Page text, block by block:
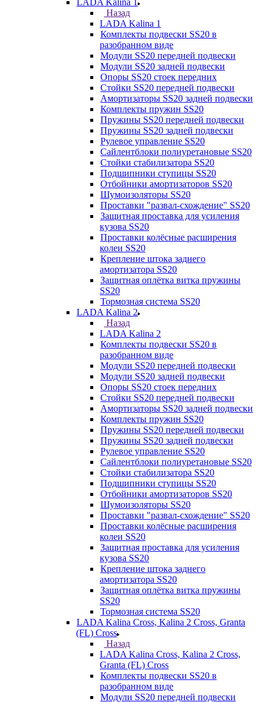
LADA Kalina 1
Назад
LADA Kalina 1
Комплекты подвески SS20 в
разобранном виде
Модули SS20 передней подвески
Модули SS20 задней подвески
Опоры SS20 стоек передних
Стойки SS20 передней подвески
Амортизаторы SS20 задней подвески
Комплекты пружин SS20
Пружины SS20 передней подвески
Пружины SS20 задней подвески
Рулевое управление SS20
Сайлентблоки полиуретановые SS20
Стойки стабилизатора SS20
Подшипники ступицы SS20
Отбойники амортизаторов SS20
Шумоизоляторы SS20
Проставки "развал-схождение" SS20
Защитная проставка для усиления
кузова SS20
Проставки колёсные расширения
колеи SS20
Крепление штока заднего
амортизатора SS20
Защитная оплётка витка пружины
SS20
Тормозная система SS20
LADA Kalina 2
Назад
LADA Kalina 2
Комплекты подвески SS20 в
разобранном виде
Модули SS20 передней подвески
Модули SS20 задней подвески
Опоры SS20 стоек передних
Стойки SS20 передней подвески
Амортизаторы SS20 задней подвески
Комплекты пружин SS20
Пружины SS20 передней подвески
Пружины SS20 задней подвески
Рулевое управление SS20
Сайлентблоки полиуретановые SS20
Стойки стабилизатора SS20
Подшипники ступицы SS20
Отбойники амортизаторов SS20
Шумоизоляторы SS20
Проставки "развал-схождение" SS20
Проставки колёсные расширения
колеи SS20
Защитная проставка для усиления
кузова SS20
Крепление штока заднего
амортизатора SS20
Защитная оплётка витка пружины
SS20
Тормозная система SS20
LADA Kalina Cross, Kalina 2 Cross, Granta
(FL) Cross
Назад
LADA Kalina Cross, Kalina 2 Cross,
Granta (FL) Cross
Комплекты подвески SS20 в
разобранном виде
Модули SS20 передней подвески